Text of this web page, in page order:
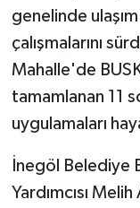
genelinde
çalışmalarını
Mahalle'de
tamamlanan 11
uygulamaları
İnegöl Belediye
Yardımcısı